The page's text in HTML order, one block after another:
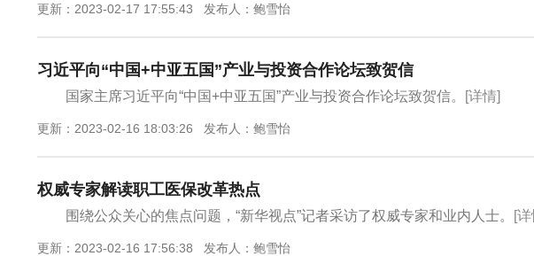
更新：2023-02-17 17:55:43 发布人：鲍雪怡
习近平向“中国+中亚五国”产业与投资合作论坛致贺信
国家主席习近平向“中国+中亚五国”产业与投资合作论坛致贺信。 [详情]
更新：2023-02-16 18:03:26 发布人：鲍雪怡
权威专家解读职工医保改革热点
围绕公众关心的焦点问题，“新华视点”记者采访了权威专家和业内人士。 [详
更新：2023-02-16 17:56:38 发布人：鲍雪怡